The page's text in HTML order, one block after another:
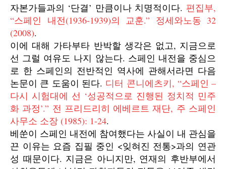
자본가들과의 ‘단결’ 만큼이나 치명적이다. 편집부,
“스페인 내전(1936-1939)의 교훈.” 정세와노동 32
(2008).
이에 대해 가타부타 반박할 생각은 없고, 지금으로
선 그럴 여유도 나지 않는다. 스페인 내전을 중심으
로 한 스페인의 전반적인 역사에 관해서라면 다음
논문이 큰 도움이 된다. 디터 콘니에츠키, “스페인 –
다시 시험대에 선 ‘성공적으로 진행된 정치적 민주
화 과정’.” 전 프리드리히 에베르트 재단, 주 스페인
사무소 소장 (1985): 1-24.
베쑨이 스페인 내전에 참여했다는 사실이 내 관심을
끈 이유는 요즘 집필 중인 <잊혀진 전통>과의 연관
성 때문이다. 지금은 아니지만, 연재의 후반부에서